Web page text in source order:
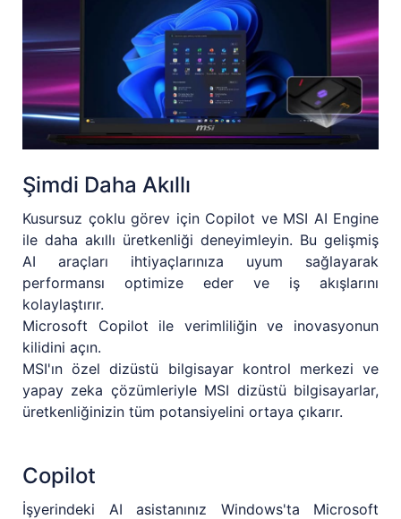
Şimdi Daha Akıllı
Kusursuz çoklu görev için Copilot ve MSI AI Engine
ile daha akıllı üretkenliği deneyimleyin. Bu gelişmiş
AI araçları ihtiyaçlarınıza uyum sağlayarak
performansı optimize eder ve iş akışlarını
kolaylaştırır.
Microsoft Copilot ile verimliliğin ve inovasyonun
kilidini açın.
MSI'ın özel dizüstü bilgisayar kontrol merkezi ve
yapay zeka çözümleriyle MSI dizüstü bilgisayarlar,
üretkenliğinizin tüm potansiyelini ortaya çıkarır.
Copilot
İşyerindeki AI asistanınız Windows'ta Microsoft